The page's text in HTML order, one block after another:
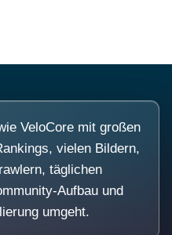
VeloCore mit großen
vielen Bildern,
täglichen
Aufbau und
umgeht.